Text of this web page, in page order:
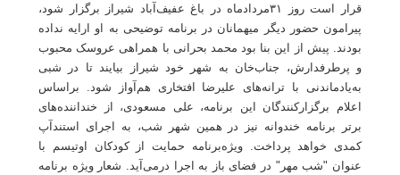
قرار است روز
۳۱مردادماه در باغ عفیف‌آباد شیراز برگزار شود،
پیرامون حضور دیگر میهمانان در برنامه توضیحی به او ارایه نداده
بودند. پیش از این بنا بود محمد بحرانی با همراهی عروسک محبوب
و پرطرفدارش، جناب‌خان به شهر خود شیراز بیایند تا در شبی
به‌یادماندنی با ترانه‌های علیرضا افتخاری هم‌آواز شود. براساس
اعلام برگزارکنندگان این برنامه، علی مسعودی، از خنداننده‌های
برتر برنامه خندوانه نیز در همین شهر شب، به اجرای استندآپ
کمدی خواهد پرداخت. ویژه‌برنامه حمایت از کودکان اوتیسم با
عنوان "شب مهر" در فضای باز به اجرا درمی‌آید. شعار ویژه برنامه